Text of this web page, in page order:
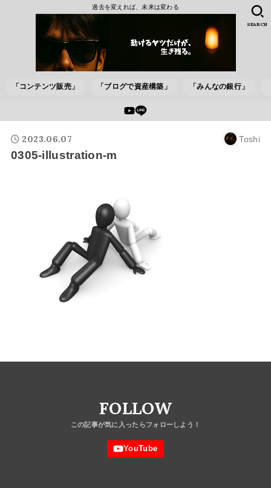
過去を変えれば、未来は変わる
「コンテンツ販売」 「ブログで資産構築」 「みんなの銀行」
SEARCH
2023.06.07 Toshi
0305-illustration-m
FOLLOW